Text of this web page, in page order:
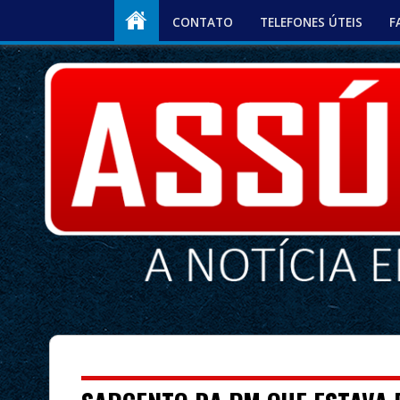
CONTATO TELEFONES ÚTEIS